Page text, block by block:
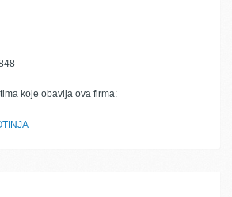
koje obavlja ova firma: